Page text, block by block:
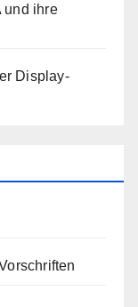
und ihre
Display-